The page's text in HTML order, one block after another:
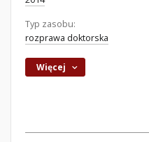
Typ zasobu:
rozprawa doktorska
Więcej